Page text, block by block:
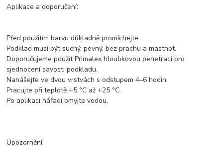
Aplikace a doporučení:
Před použitím barvu důkladně promíchejte.
Podklad musí být suchý, pevný, bez prachu a mastnot.
Doporučujeme použít Primalex hloubkovou penetraci pro
sjednocení savosti podkladu.
Nanášejte ve dvou vrstvách s odstupem 4–6 hodin.
Pracujte při teplotě +5 °C až +25 °C.
Po aplikaci nářadí omyjte vodou.
Upozornění: